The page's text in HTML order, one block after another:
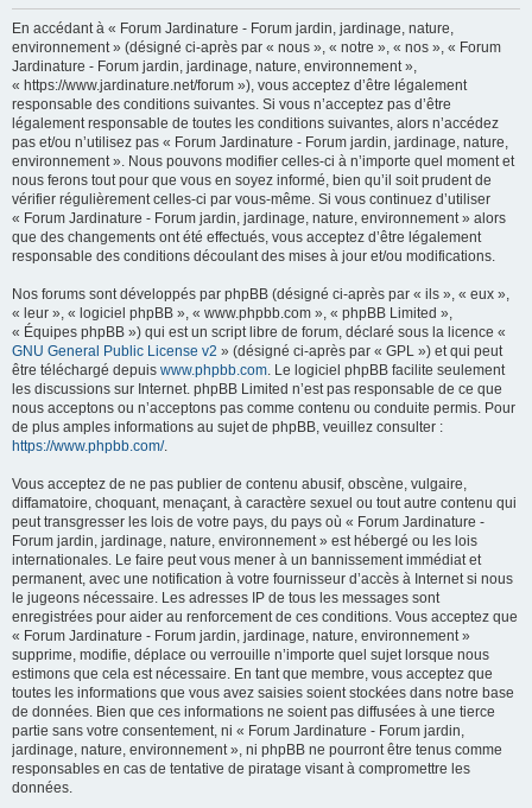
En accédant à « Forum Jardinature - Forum jardin, jardinage, nature,
environnement » (désigné ci-après par « nous », « notre », « nos », « Forum
Jardinature - Forum jardin, jardinage, nature, environnement »,
« https://www.jardinature.net/forum »), vous acceptez d’être légalement
responsable des conditions suivantes. Si vous n’acceptez pas d’être
légalement responsable de toutes les conditions suivantes, alors n’accédez
pas et/ou n’utilisez pas « Forum Jardinature - Forum jardin, jardinage, nature,
environnement ». Nous pouvons modifier celles-ci à n’importe quel moment et
nous ferons tout pour que vous en soyez informé, bien qu’il soit prudent de
vérifier régulièrement celles-ci par vous-même. Si vous continuez d’utiliser
« Forum Jardinature - Forum jardin, jardinage, nature, environnement » alors
que des changements ont été effectués, vous acceptez d’être légalement
responsable des conditions découlant des mises à jour et/ou modifications.
Nos forums sont développés par phpBB (désigné ci-après par « ils », « eux »,
« leur », « logiciel phpBB », « www.phpbb.com », « phpBB Limited »,
« Équipes phpBB ») qui est un script libre de forum, déclaré sous la licence «
GNU General Public License v2 » (désigné ci-après par « GPL ») et qui peut
être téléchargé depuis www.phpbb.com. Le logiciel phpBB facilite seulement
les discussions sur Internet. phpBB Limited n’est pas responsable de ce que
nous acceptons ou n’acceptons pas comme contenu ou conduite permis. Pour
de plus amples informations au sujet de phpBB, veuillez consulter :
https://www.phpbb.com/.
Vous acceptez de ne pas publier de contenu abusif, obscène, vulgaire,
diffamatoire, choquant, menaçant, à caractère sexuel ou tout autre contenu qui
peut transgresser les lois de votre pays, du pays où « Forum Jardinature -
Forum jardin, jardinage, nature, environnement » est hébergé ou les lois
internationales. Le faire peut vous mener à un bannissement immédiat et
permanent, avec une notification à votre fournisseur d’accès à Internet si nous
le jugeons nécessaire. Les adresses IP de tous les messages sont
enregistrées pour aider au renforcement de ces conditions. Vous acceptez que
« Forum Jardinature - Forum jardin, jardinage, nature, environnement »
supprime, modifie, déplace ou verrouille n’importe quel sujet lorsque nous
estimons que cela est nécessaire. En tant que membre, vous acceptez que
toutes les informations que vous avez saisies soient stockées dans notre base
de données. Bien que ces informations ne soient pas diffusées à une tierce
partie sans votre consentement, ni « Forum Jardinature - Forum jardin,
jardinage, nature, environnement », ni phpBB ne pourront être tenus comme
responsables en cas de tentative de piratage visant à compromettre les
données.